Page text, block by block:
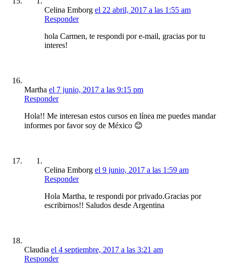
Celina Emborg el 22 abril, 2017 a las 1:55 am
Responder
hola Carmen, te respondi por e-mail, gracias por tu
interes!
Martha el 7 junio, 2017 a las 9:15 pm
Responder
Hola!! Me interesan estos cursos en línea me puedes mandar
informes por favor soy de México 😊
Celina Emborg el 9 junio, 2017 a las 1:59 am
Responder
Hola Martha, te respondi por privado.Gracias por
escribirnos!! Saludos desde Argentina
Claudia el 4 septiembre, 2017 a las 3:21 am
Responder